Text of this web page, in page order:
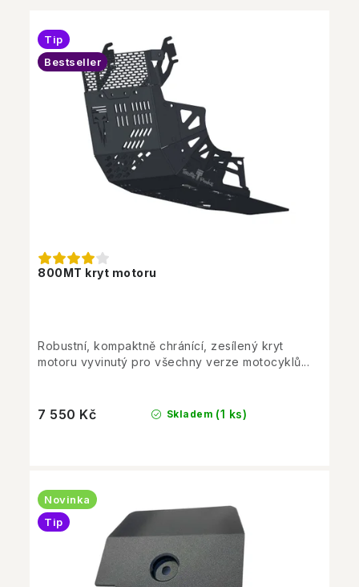
800MT kryt motoru
Tip
Bestseller
Skladem (1 ks)
7 550 Kč
Robustní, kompaktně chránící, zesílený kryt
motoru vyvinutý pro všechny verze motocyklů...
Novinka
Tip